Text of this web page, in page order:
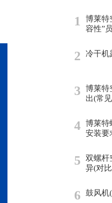
1
博莱特
容性”
2 冷干机
3
博莱特
出(常
4
博莱特
安装要
5
双螺杆
异(对
6 鼓风机